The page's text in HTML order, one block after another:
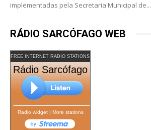
implementadas pela Secretaria Municipal de...
RÁDIO SARCÓFAGO WEB
FREE INTERNET RADIO STATIONS
Rádio Sarcófago
Radio widget| More stations